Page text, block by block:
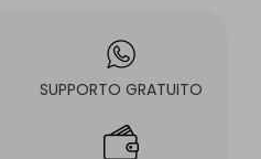
SUPPORTO GRATUITO